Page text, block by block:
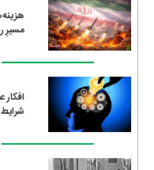
مسیرِ